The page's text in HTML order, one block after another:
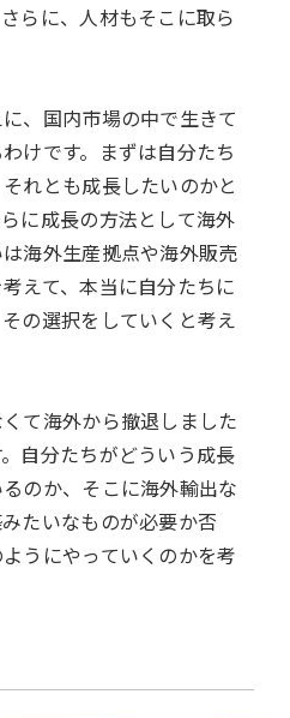
らに、人材もそこに取ら
、国内市場の中で生きて
けです。まずは自分たち
れとも成長したいのかと
に成長の方法として海外
海外生産拠点や海外販売
えて、本当に自分たちに
の選択をしていくと考え
て海外から撤退しました
自分たちがどういう成長
のか、そこに海外輸出な
たいなものが必要か否
うにやっていくのかを考